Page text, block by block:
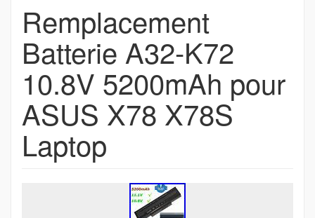
Remplacement
Batterie A32-K72
10.8V 5200mAh pour
ASUS X78 X78S
Laptop